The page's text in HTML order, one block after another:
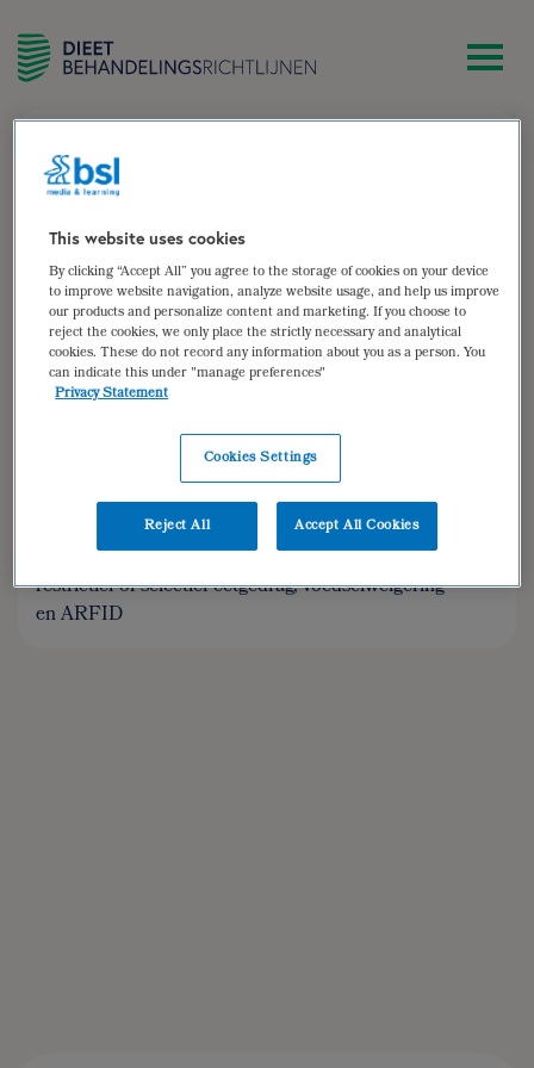
Irma de Witt Hamer
(Kinder)diëtist, werkzaam bij Sl!m eetcoaching en mede-
eigenaar van De Kinder(di)eetcreatie
Auteur van:
restrictief of selectief
Irma de Witt Hamer ,Tessa Kingma
Doelgroep: Kinderen met eetproblemen:
restrictief of selectief eetgedrag, voedselweigering
en ARFID
This website uses cookies
By clicking “Accept All” you agree to the storage of cookies on your device
to improve website navigation, analyze website usage, and help us improve
our products and personalize content and marketing. If you choose to
reject the cookies, we only place the strictly necessary and analytical
cookies. These do not record any information about you as a person. You
can indicate this under "manage preferences"
Privacy Statement
Cookies Settings
Reject All Accept All Cookies